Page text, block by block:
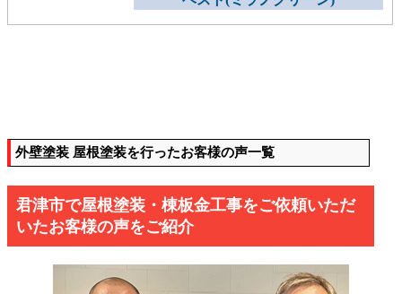
外壁塗装 屋根塗装を行ったお客様の声一覧
君津市で屋根塗装・棟板金工事をご依頼いただ
いたお客様の声をご紹介